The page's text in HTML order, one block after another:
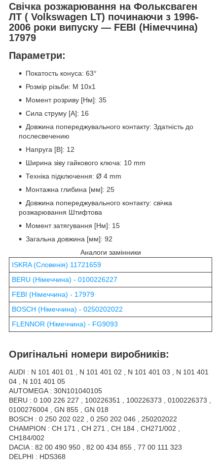
Свічка розжарювання на Фольксваген
ЛТ ( Volkswagen LT) починаючи з 1996-
2006 роки випуску ― FEBI (Німеччина)
17979
Параметри:
Покатость конуса: 63°
Розмір різьби: M 10x1
Момент розриву [Нм]: 35
Сила струму [A]: 16
Довжина попереджувального контакту: Здатність до
послесвечению
Напруга [В]: 12
Ширина зіву гайкового ключа: 10 mm
Техніка підключення: Ø 4 mm
Монтажна глибина [мм]: 25
Довжина попереджувального контакту: свічка
розжарювання Штифтова
Момент затягування [Нм]: 15
Загальна довжина [мм]: 92
Аналоги замінники
ISKRA (Словенія) 11721659
BERU (Німеччина) - 0100226227
FEBI (Німеччина) - 17979
BOSCH (Німеччина) - 0250202022
FLENNOR (Німеччина) - FG9093
Оригінальні номери виробників:
AUDI : N 101 401 01 , N 101 401 02 , N 101 401 03 , N 101 401
04 , N 101 401 05
AUTOMEGA : 30N101040105
BERU : 0 100 226 227 , 100226351 , 100226373 , 0100226373 ,
0100276004 , GN 855 , GN 018
BOSCH : 0 250 202 022 , 0 250 202 046 , 250202022
CHAMPION : CH 171 , CH 271 , CH 184 , CH271/002 ,
CH184/002
DACIA : 82 00 490 950 , 82 00 434 855 , 77 00 111 323
DELPHI : HDS368